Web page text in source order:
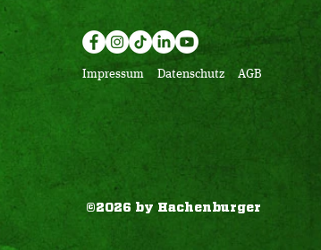
Impressum
Datenschutz AGB
©2026 by Hachenburger